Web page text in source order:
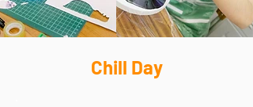
Chill Day